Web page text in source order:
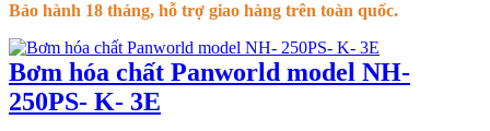
Bảo hành 18 tháng, hỗ trợ giao hàng trên toàn quốc.
Bơm hóa chất Panworld model NH-
250PS- K- 3E